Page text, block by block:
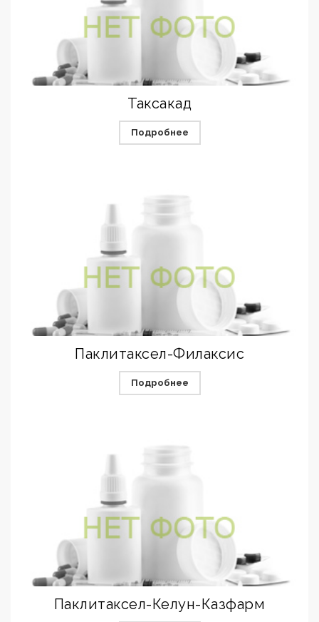
Таксакад
Подробнее
Паклитаксел-Филаксис
Подробнее
Паклитаксел-Келун-Казфарм